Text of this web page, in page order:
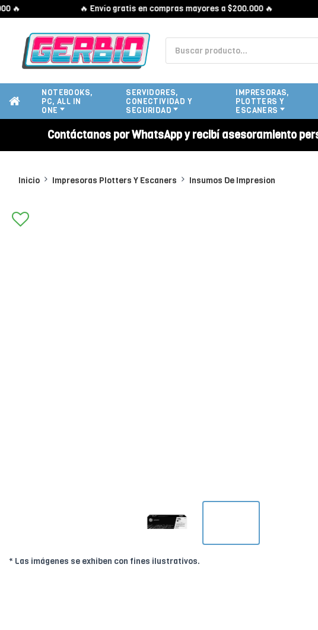
🔥 Envío gratis en compras mayores a $200.000 🔥
NOTEBOOKS,
PC, ALL IN
ONE
SERVIDORES,
CONECTIVIDAD Y
SEGURIDAD
IMPRESORAS,
PLOTTERS Y
ESCANERS
Contáctanos por WhatsApp y recibí asesoramiento
Inicio Impresoras Plotters Y Escaners Insumos De Impresion
* Las imágenes se exhiben con fines ilustrativos.